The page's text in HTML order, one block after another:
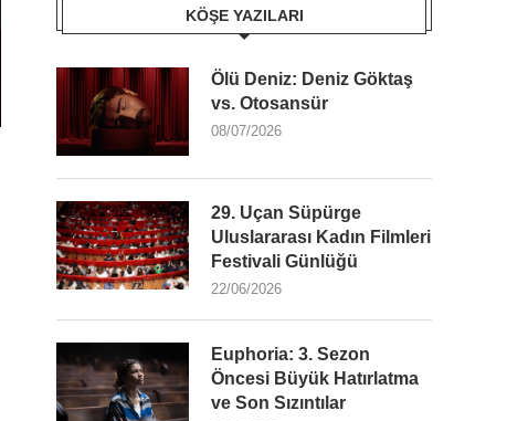
KÖŞE YAZILARI
Ölü Deniz: Deniz Göktaş
vs. Otosansür
08/07/2026
29. Uçan Süpürge
Uluslararası Kadın Filmleri
Festivali Günlüğü
22/06/2026
Euphoria: 3. Sezon
Öncesi Büyük Hatırlatma
ve Son Sızıntılar